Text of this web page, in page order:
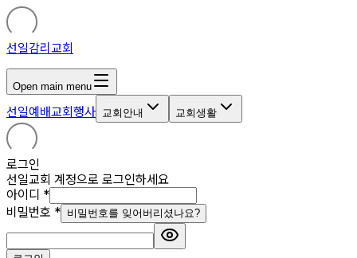
선일감리교회
Open main menu
선일예배교회행사 교회안내 교회생활
로그인
선일교회 계정으로 로그인하세요
아이디 *
비밀번호 * 비밀번호를 잊어버리셨나요?